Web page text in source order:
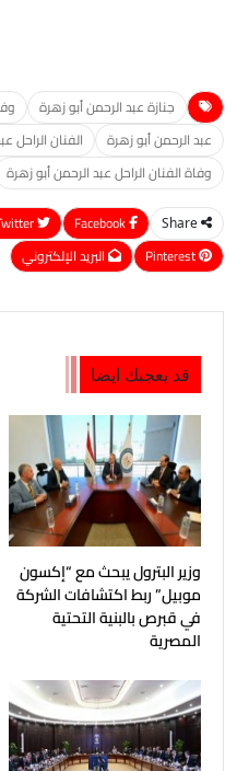
جنازة عبد الرحمن أبو زهرة
عبد الرحمن أبو زهرة
الفنان الراحل
وفاة الفنان الراحل عبد الرحمن أبو زهرة
Share
Pinterest
البريد الإلكتروني
قد يعجبك ايضا
وزير البترول يبحث مع “إكسون
موبيل” ربط اكتشافات الشركة
في قبرص بالبنية التحتية
المصرية